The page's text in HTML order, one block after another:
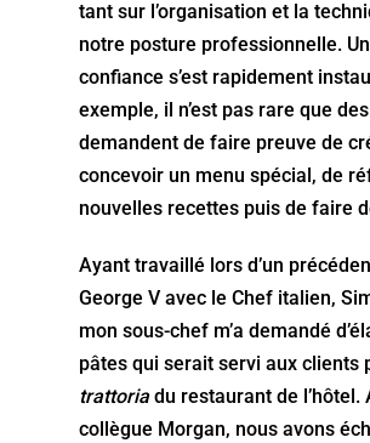
tant sur l’organisation et la
notre posture professionnelle.
confiance s’est rapidement
exemple, il n’est pas rare que
demandent de faire preuve de
concevoir un menu spécial, de
nouvelles recettes puis de faire
Ayant travaillé lors d’un
George V avec le Chef italien,
mon sous-chef m’a demandé
pâtes qui serait servi aux clients
trattoriadu restaurant de l’hôtel.
collègue Morgan, nous avons